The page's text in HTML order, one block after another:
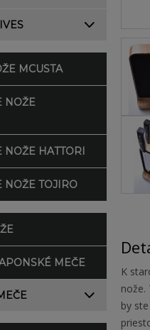
MCUSTA
NOŽE
NOŽE HATTORI
NOŽE TOJIRO
MEČE
K
nože.
by